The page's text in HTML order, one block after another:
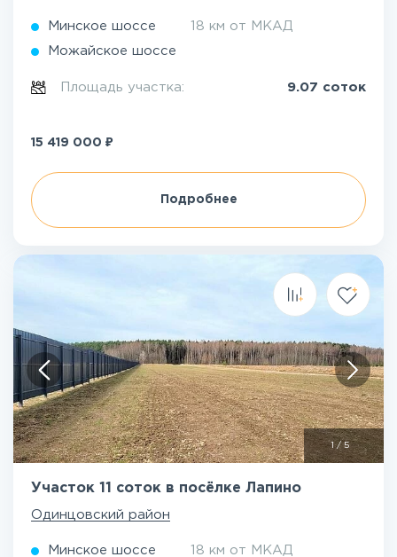
Минское шоссе 18 км от МКАД
Можайское шоссе
Площадь участка: 9.07 соток
15 419 000 ₽
Подробнее
/ 5
Участок 11 соток в посёлке Лапино
Одинцовский район
Минское шоссе 18 км от МКАД